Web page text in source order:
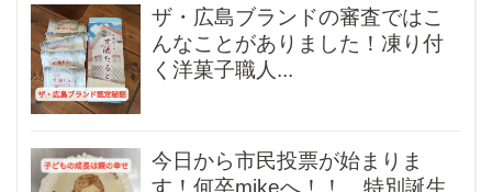
ザ・広島ブランドの審査ではこ
んなことがありました！凍り付
く洋菓子職人...
今日から市民投票が始まりま
す！何卒mikeへ！！ 特別誕生